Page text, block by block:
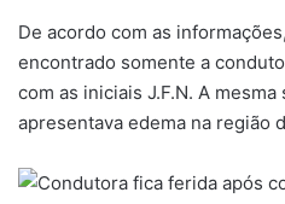
De acordo com as
encontrado somente a
com as iniciais J.F.N. A
apresentava edema na região